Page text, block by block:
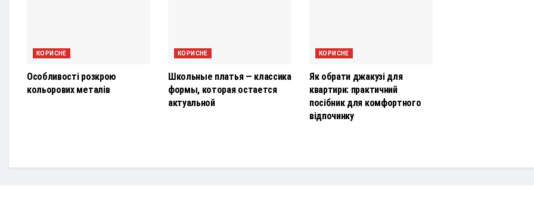
КОРИСНЕ
Особливості розкрою
кольорових металів
КОРИСНЕ
Школьные платья — классика
формы, которая остается
актуальной
КОРИСНЕ
Як обрати джакузі для
квартири: практичний
посібник для комфортного
відпочинку